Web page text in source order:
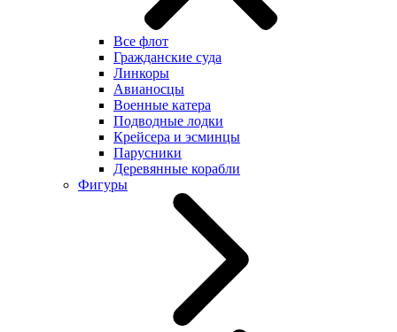
Все флот
Гражданские суда
Линкоры
Авианосцы
Военные катера
Подводные лодки
Крейсера и эсминцы
Парусники
Деревянные корабли
Фигуры